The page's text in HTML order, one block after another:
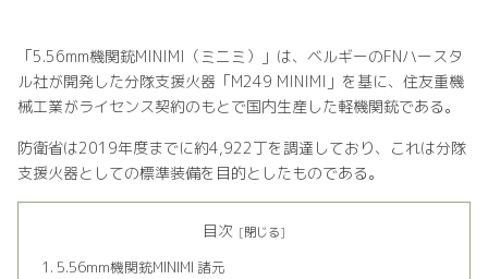
「5.56mm機関銃MINIMI（ミニミ）」は、ベルギーのFNハースタ
ル社が開発した分隊支援火器「M249 MINIMI」を基に、住友重機
械工業がライセンス契約のもとで国内生産した軽機関銃である。
防衛省は2019年度までに約4,922丁を調達しており、これは分隊
支援火器としての標準装備を目的としたものである。
目次
5.56mm機関銃MINIMI 諸元